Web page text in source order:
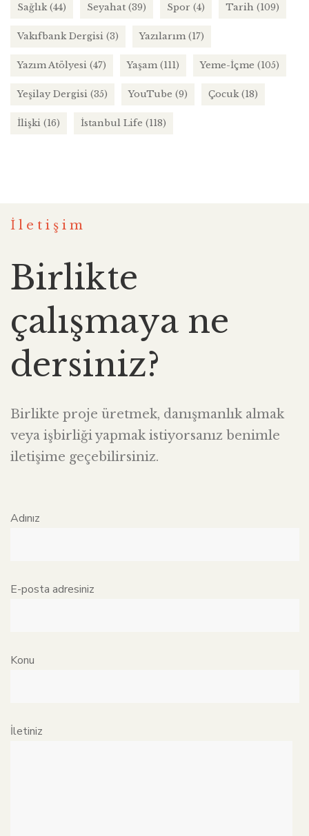
Sağlık(44) Seyahat (39) Spor (4) Tarih (109)
Vakıfbank Dergisi (3) Yazılarım (17)
Yazım Atölyesi (47) Yaşam (111) Yeme-İçme (105)
Yeşilay Dergisi (35) YouTube (9) Çocuk(18)
İlişki (16) İstanbul Life (118)
İletişim
Birlikte
çalışmaya ne
dersiniz?
Birlikte proje üretmek, danışmanlık almak
veya işbirliği yapmak istiyorsanız benimle
iletişime geçebilirsiniz.
Adınız
E-posta adresiniz
Konu
İletiniz